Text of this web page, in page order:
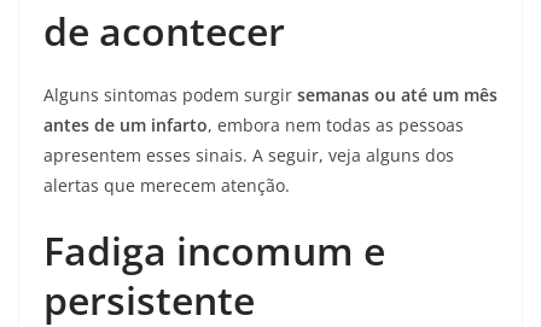
de acontecer
Alguns sintomas podem surgir semanas ou até um mês
antes de um infarto, embora nem todas as pessoas
apresentem esses sinais. A seguir, veja alguns dos
alertas que merecem atenção.
Fadiga incomum e
persistente